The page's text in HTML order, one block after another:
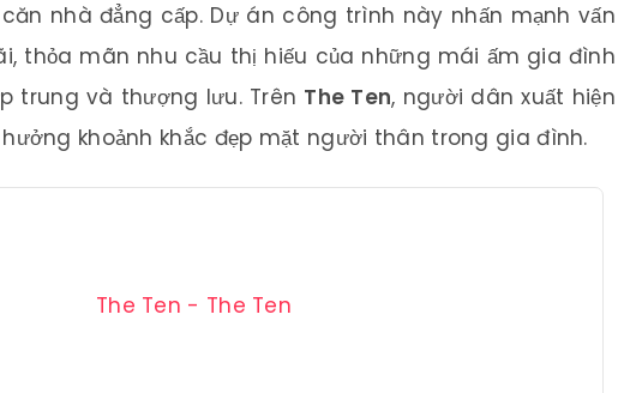
nhà đẳng cấp. Dự án công trình này nhấn mạnh vấn
thỏa mãn nhu cầu thị hiếu của những mái ấm gia đình
trung và thượng lưu. Trên The Ten, người dân xuất hiện
khoảnh khắc đẹp mặt người thân trong gia đình.